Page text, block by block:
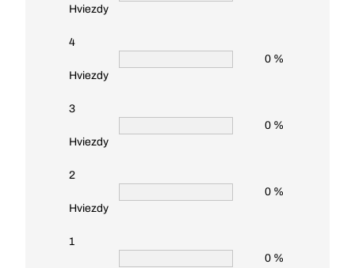
Hviezdy
4
Hviezdy
0 %
3
Hviezdy
0 %
2
Hviezdy
0 %
1
0 %